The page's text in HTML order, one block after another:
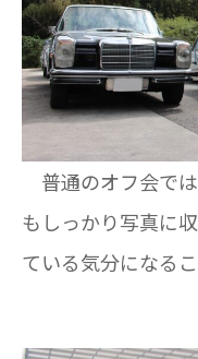
普通のオフ会で
もしっかり写真に
ている気分になる